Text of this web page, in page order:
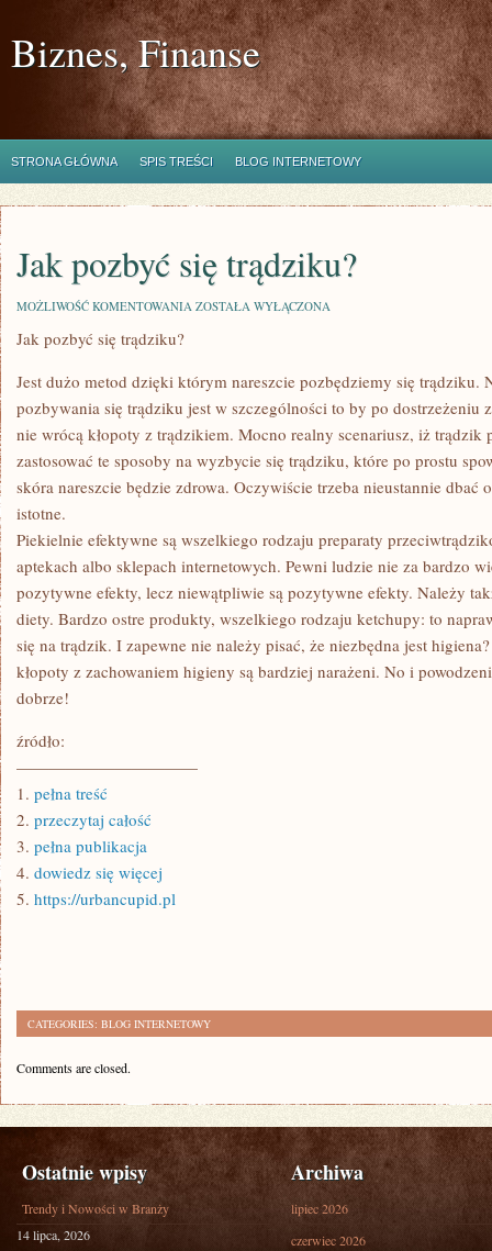
Biznes, Finanse
STRONA GŁÓWNA SPIS TREŚCI BLOG INTERNETOWY
Jak pozbyć się trądziku?
MOŻLIWOŚĆ KOMENTOWANIA JAK
ZOSTAŁA WYŁĄCZONA
Jak pozbyć się trądziku?
Jest dużo metod dzięki którym nareszcie pozbędziemy się trądziku.
pozbywania się trądziku jest w szczególności to by po dostrzeżeniu
nie wrócą kłopoty z trądzikiem. Mocno realny scenariusz, iż trądzik
zastosować te sposoby na wyzbycie się trądziku, które po prostu
skóra nareszcie będzie zdrowa. Oczywiście trzeba nieustannie dbać
istotne.
Piekielnie efektywne są wszelkiego rodzaju preparaty
aptekach albo sklepach internetowych. Pewni ludzie nie za bardzo
pozytywne efekty, lecz niewątpliwie są pozytywne efekty. Należy
diety. Bardzo ostre produkty, wszelkiego rodzaju ketchupy: to
się na trądzik. I zapewne nie należy pisać, że niezbędna jest
kłopoty z zachowaniem higieny są bardziej narażeni. No i
dobrze!
źródło:
———————————
1. pełna treść
2. przeczytaj całość
3. pełna publikacja
4. dowiedz się więcej
5. https://urbancupid.pl
CATEGORIES: BLOG INTERNETOWY
Comments are closed.
Ostatnie wpisy
Trendy i Nowości w Branży
14 lipca, 2026
Archiwa
lipiec 2026
czerwiec 2026